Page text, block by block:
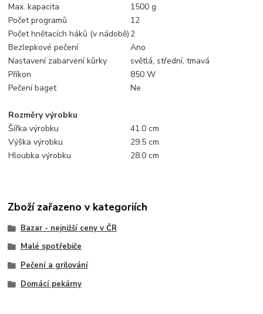
Max. kapacita
1500 g
Počet programů
12
Počet hnětacích háků (v nádobě) 2
Bezlepkové pečení
Ano
Nastavení zabarvení kůrky
světlá, střední, tmavá
Příkon
850 W
Pečení baget
Ne
Rozměry výrobku
Šířka výrobku
41.0 cm
Výška výrobku
29.5 cm
Hloubka výrobku
28.0 cm
Zboží zařazeno v kategoriích
Bazar - nejnižší ceny v ČR
Malé spotřebiče
Pečení a grilování
Domácí pekárny